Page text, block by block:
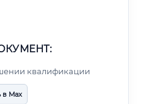
квалификации
в Max